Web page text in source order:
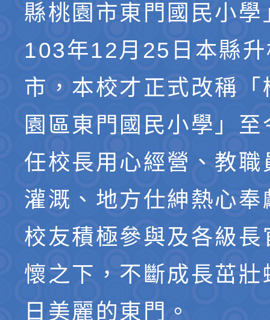
縣桃園市東門國民小學
103年12月25日本縣
市，本校才正式改稱「
園區東門國民小學」
任校長用心經營、教職
灌溉、地方仕紳熱心奉
校友積極參與及各級長
懷之下，不斷成長茁壯
日美麗的東門。